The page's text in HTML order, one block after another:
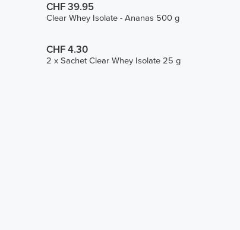
CHF 39.95
Clear Whey Isolate - Ananas 500 g
CHF 4.30
2 x Sachet Clear Whey Isolate 25 g